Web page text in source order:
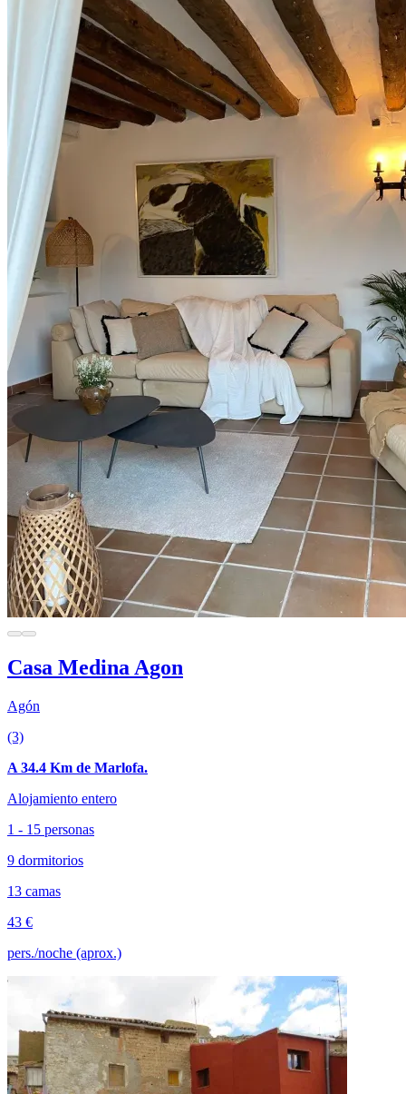
Casa Medina Agon
Agón
(3)
A 34.4 Km de Marlofa.
Alojamiento entero
1 - 15 personas
9 dormitorios
13 camas
43 €
pers./noche (aprox.)